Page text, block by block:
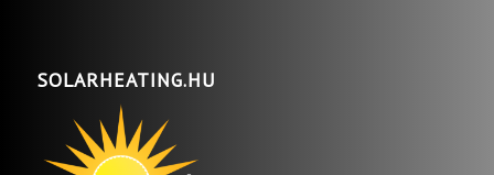
SOLARHEATING.HU